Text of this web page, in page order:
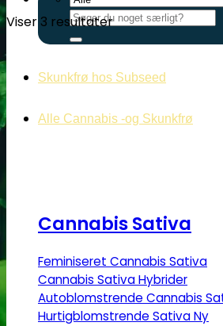
Søg
efter:
Skunkfrø hos Subseed
Alle Cannabis -og Skunkfrø
Cannabis Sativa
Feminiseret Cannabis Sativa
Cannabis Sativa Hybrider
Autoblomstrende Cannabis
Hurtigblomstrende Sativa
Viser 3 resultater